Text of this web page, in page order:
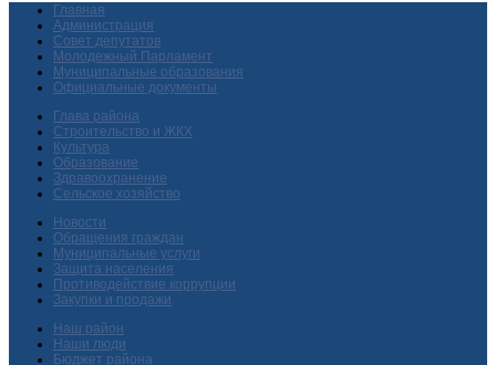
Главная
Администрация
Совет депутатов
Молодежный Парламент
Муниципальные образования
Официальные документы
Глава района
Строительство и ЖКХ
Культура
Образование
Здравоохранение
Сельское хозяйство
Новости
Обращения граждан
Муниципальные услуги
Защита населения
Противодействие коррупции
Закупки и продажи
Наш район
Наши люди
Бюджет района